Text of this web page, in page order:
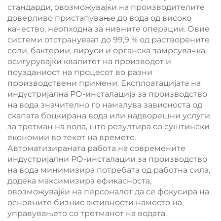
стандарди, овозможувајќи на производителите
доверливо пристапување до вода од високо
качество, неопходна за нивните операции. Овие
системи отстрануваат до 99,9 % од растворените
соли, бактерии, вируси и органска замрсувачка,
осигурувајќи квалитет на производот и
поузданиост на процесот во разни
производствени примени. Експлоатацијата на
индустријална РО-инсталација за производство
на вода значително го намалува зависноста од
скапата боцкирана вода или надворешни услуги
за третман на вода, што резултира со суштински
економии во текот на времето.
Автоматизираната работа на современите
индустријални РО-инсталации за производство
на вода минимизира потребата од работна сила,
додека максимизира ефикасноста,
овозможувајќи на персоналот да се фокусира на
основните бизнис активности наместо на
управувањето со третманот на водата.